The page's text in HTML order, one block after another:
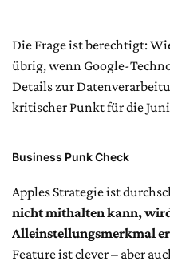
Die Frage ist berechtigt:
übrig, wenn Google-
Details zur
kritischer Punkt für die
Business Punk Check
Apples Strategie ist
nicht mithalten kann,
Alleinstellungsmerkmal
Feature ist clever – aber